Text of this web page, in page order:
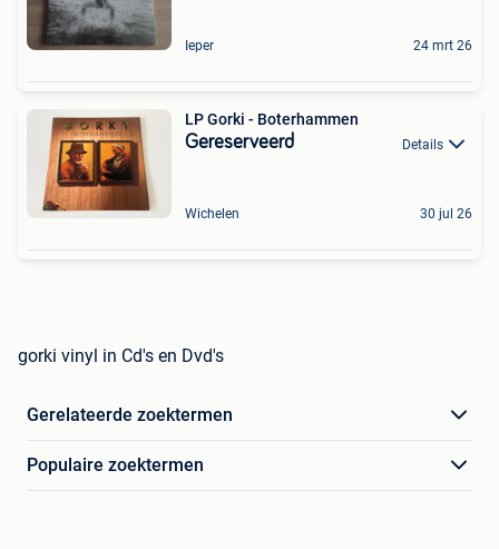
Ieper 24 mrt 26
LP Gorki - Boterhammen
Gereserveerd Details
Wichelen 30 jul 26
gorki vinyl in Cd's en Dvd's
Gerelateerde zoektermen
Populaire zoektermen